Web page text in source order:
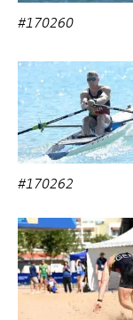
#170260
#170262